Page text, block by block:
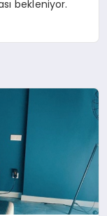
bekleniyor.